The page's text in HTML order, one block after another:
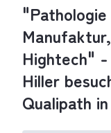
Hightech"
Hiller
Qualipath